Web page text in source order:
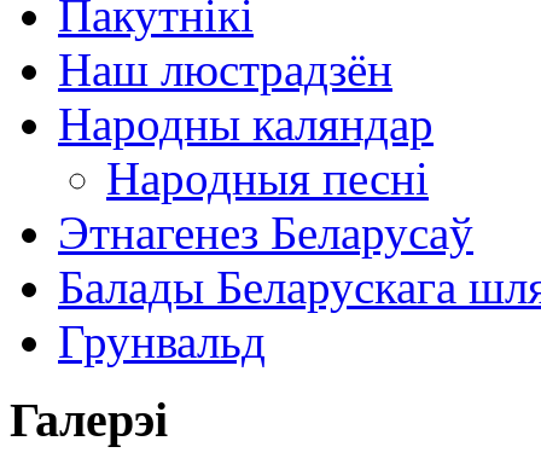
Пакутнікі
Наш люстрадзён
Народны каляндар
Народныя песні
Этнагенез Беларусаў
Балады Беларускага
Грунвальд
Галерэі